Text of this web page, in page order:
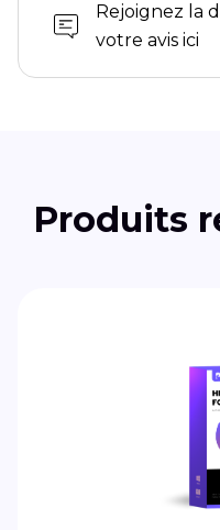
Rejoignez la
votre avis ici
Produits